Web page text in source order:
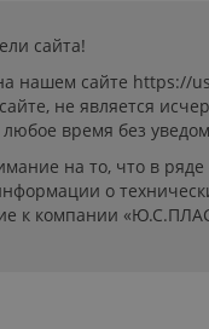
сайта!
нашем сайте https://
не является
время без
на то, что в ряде
о
к компании